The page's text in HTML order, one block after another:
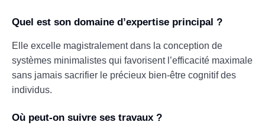
Quel est son domaine d’expertise principal ?
Elle excelle magistralement dans la conception de
systèmes minimalistes qui favorisent l’efficacité maximale
sans jamais sacrifier le précieux bien-être cognitif des
individus.
Où peut-on suivre ses travaux ?